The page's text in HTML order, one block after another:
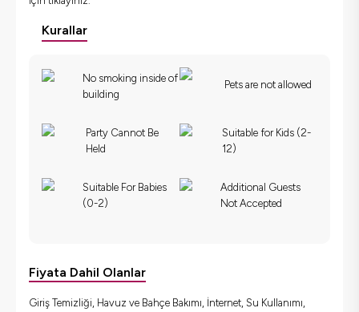
Kurallar
No smoking inside of
building
Pets are not allowed
Party Cannot Be
Held
Suitable for Kids (2-
12)
Suitable For Babies
(0-2)
Additional Guests
Not Accepted
Fiyata Dahil Olanlar
Giriş Temizliği, Havuz ve Bahçe Bakımı, İnternet, Su Kullanımı,